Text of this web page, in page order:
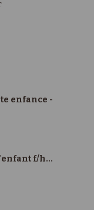
enfance -
f/h...